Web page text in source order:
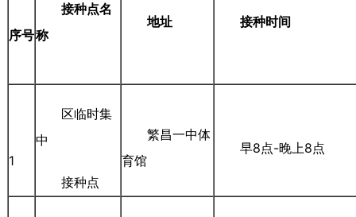
序号
接种点名
称
地址 接种时间
1
区临时集
中
接种点
繁昌一中体
育馆
早8点-晚上8点